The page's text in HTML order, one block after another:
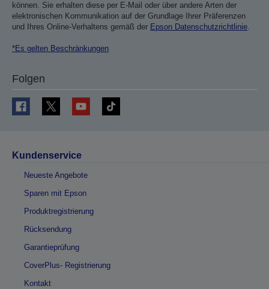
können. Sie erhalten diese per E-Mail oder über andere Arten der
elektronischen Kommunikation auf der Grundlage Ihrer Präferenzen
und Ihres Online-Verhaltens gemäß der Epson Datenschutzrichtlinie.
*Es gelten Beschränkungen
Folgen
Kundenservice
Neueste Angebote
Sparen mit Epson
Produktregistrierung
Rücksendung
Garantieprüfung
CoverPlus- Registrierung
Kontakt